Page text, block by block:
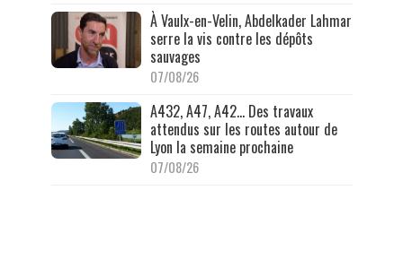
À Vaulx-en-Velin, Abdelkader Lahmar
serre la vis contre les dépôts
sauvages
07/08/26
A432, A47, A42… Des travaux
attendus sur les routes autour de
Lyon la semaine prochaine
07/08/26